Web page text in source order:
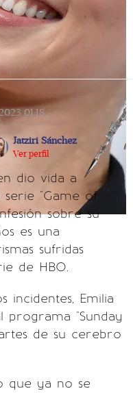
01:18
Jatziri Sánchez
Ver perfil
dio vida a
serie "Game of
sobre su
es una
sufridas
de HBO.
incidentes, Emilia
programa "Sunday
de su cerebro
que ya no se